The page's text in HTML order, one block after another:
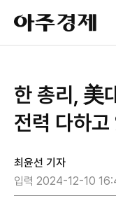
아
주
경
한 총리, 美
전력 다하고
최윤선 기자
입력 2024-12-10